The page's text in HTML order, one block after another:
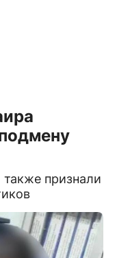
признали